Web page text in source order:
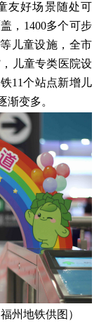
友好场景随处可
，1400多个可步
儿童设施，全市
儿童专类医院设
11个站点新增儿
渐变多。
州地铁供图）